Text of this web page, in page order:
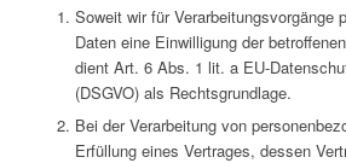
Soweit wir für Verarbeitungsvorgänge
Daten eine Einwilligung der
dient Art. 6 Abs. 1 lit. a EU-
(DSGVO) als Rechtsgrundlage.
Bei der Verarbeitung von
Erfüllung eines Vertrages, dessen